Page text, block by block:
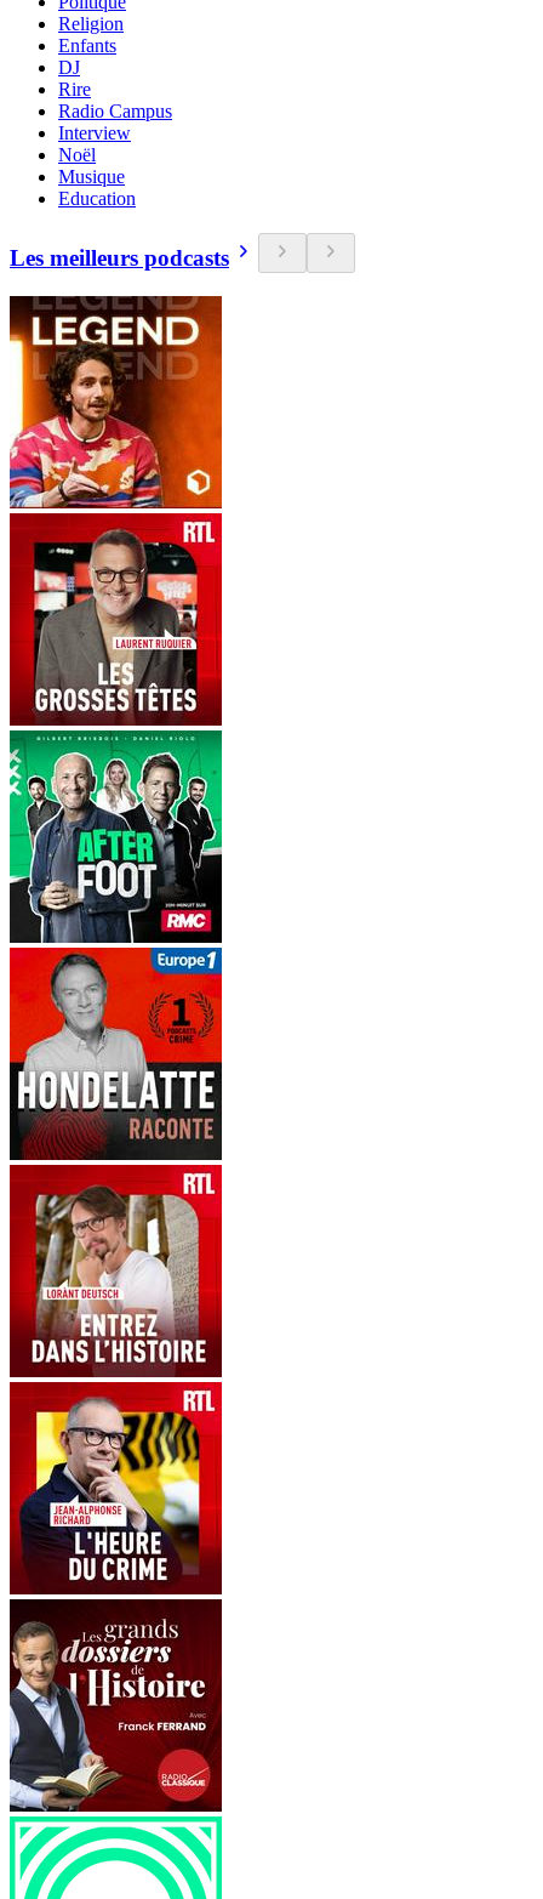
Religion
Enfants
DJ
Rire
Radio Campus
Interview
Noël
Musique
Education
Les meilleurs podcasts